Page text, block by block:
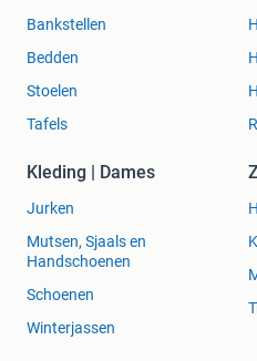
Bankstellen
Bedden
Stoelen
Tafels
Kleding | Dames
Jurken
Mutsen, Sjaals en
Handschoenen
Schoenen
Winterjassen